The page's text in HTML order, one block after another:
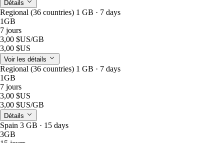
Détails
Regional (36 countries) 1 GB · 7 days
1GB
7 jours
3,00 $US/GB
3,00 $US
Voir les détails
Regional (36 countries) 1 GB · 7 days
1GB
7 jours
3,00 $US
3,00 $US/GB
Détails
Spain 3 GB · 15 days
3GB